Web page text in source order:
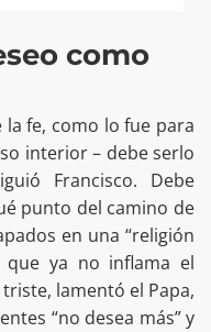
como
la fe, como lo fue para
interior – debe serlo
Francisco. Debe
punto del camino de
en una “religión
que ya no inflama el
lamentó el Papa,
“no desea más” y